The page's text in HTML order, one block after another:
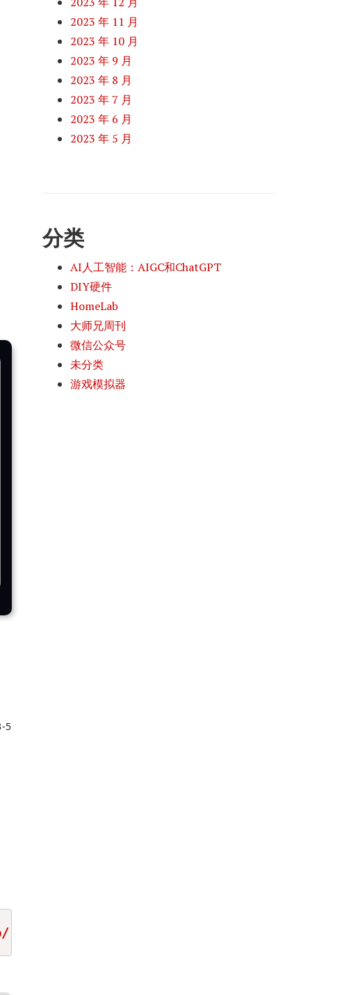
5
2023 年 11 月
2023 年 10 月
2023 年 9 月
2023 年 8 月
2023 年 7 月
2023 年 6 月
2023 年 5 月
分类
AI人工智能：AIGC和ChatGPT
DIY硬件
HomeLab
大师兄周刊
微信公众号
未分类
游戏模拟器